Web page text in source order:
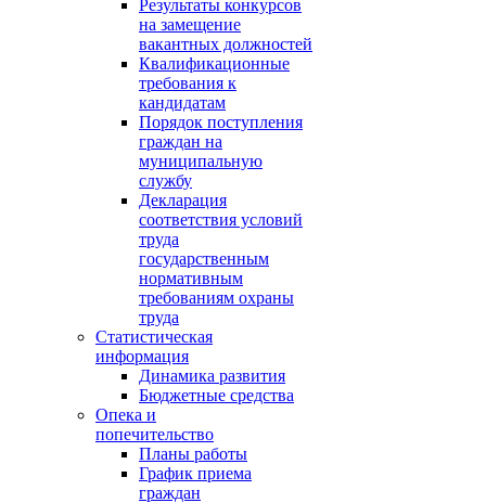
Результаты конкурсов
на замещение
вакантных должностей
Квалификационные
требования к
кандидатам
Порядок поступления
граждан на
муниципальную
службу
Декларация
соответствия условий
труда
государственным
нормативным
требованиям охраны
труда
Статистическая
информация
Динамика развития
Бюджетные средства
Опека и
попечительство
Планы работы
График приема
граждан